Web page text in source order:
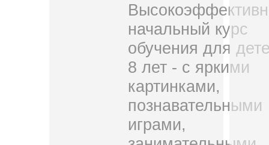
начальный курс
обучения для
8 лет - с яркими
картинками,
познавательными
играми,